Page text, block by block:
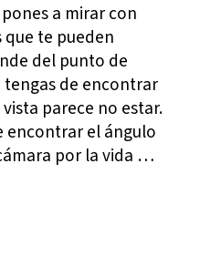
a mirar con
te pueden
del punto de
tengas de encontrar
parece no estar.
encontrar el ángulo
por la vida …